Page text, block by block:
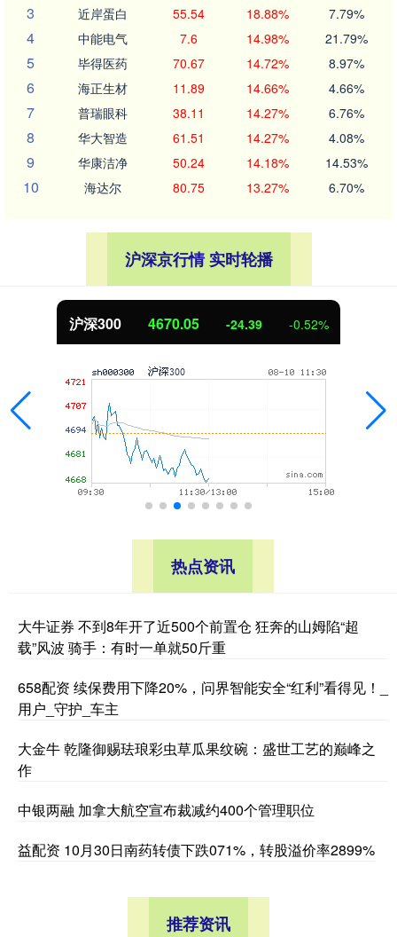
3 近岸蛋白 55.54 18.88% 7.79%
4 中能电气 7.6 14.98% 21.79%
5 毕得医药 70.67 14.72% 8.97%
6 海正生材 11.89 14.66% 4.66%
7 普瑞眼科 38.11 14.27% 6.76%
8 华大智造 61.51 14.27% 4.08%
9 华康洁净 50.24 14.18% 14.53%
10 海达尔 80.75 13.27% 6.70%
沪深京行情 实时轮播
北证50 1125.45 -8.79 -0.78%
热点资讯
大牛证券 不到8年开了近500个前置仓 狂奔的山姆陷“超
载”风波 骑手：有时一单就50斤重
658配资 续保费用下降20%，问界智能安全“红利”看得见！_
用户_守护_车主
大金牛 乾隆御赐珐琅彩虫草瓜果纹碗：盛世工艺的巅峰之
作
中银两融 加拿大航空宣布裁减约400个管理职位
益配资 10月30日南药转债下跌071%，转股溢价率2899%
推荐资讯